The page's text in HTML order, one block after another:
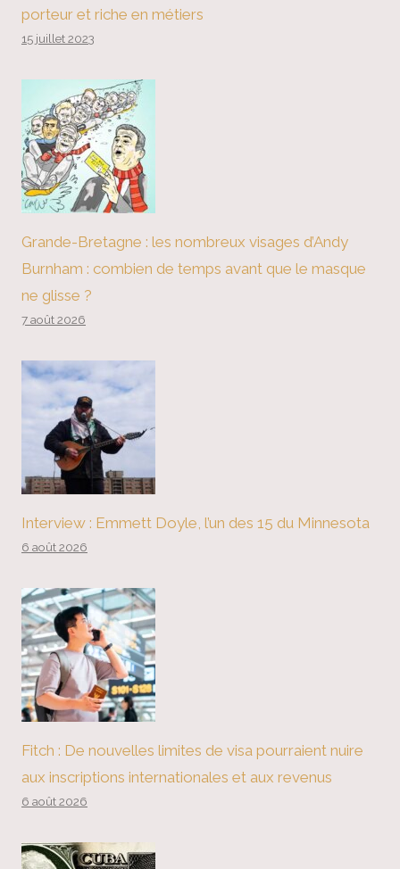
porteur et riche en métiers
15 juillet 2023
Grande-Bretagne : les nombreux visages d’Andy
Burnham : combien de temps avant que le masque
ne glisse ?
7 août 2026
Interview : Emmett Doyle, l’un des 15 du Minnesota
6 août 2026
Fitch : De nouvelles limites de visa pourraient nuire
aux inscriptions internationales et aux revenus
6 août 2026